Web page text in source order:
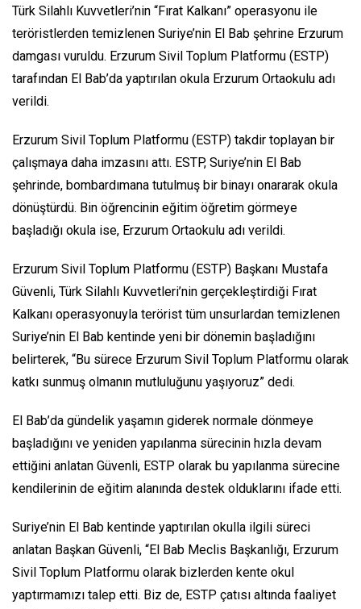
Türk Silahlı Kuvvetleri’nin “Fırat Kalkanı” operasyonu ile
teröristlerden temizlenen Suriye’nin El Bab şehrine Erzurum
damgası vuruldu. Erzurum Sivil Toplum Platformu (ESTP)
tarafından El Bab’da yaptırılan okula Erzurum Ortaokulu adı
verildi.
Erzurum Sivil Toplum Platformu (ESTP) takdir toplayan bir
çalışmaya daha imzasını attı. ESTP, Suriye’nin El Bab
şehrinde, bombardımana tutulmuş bir binayı onararak okula
dönüştürdü. Bin öğrencinin eğitim öğretim görmeye
başladığı okula ise, Erzurum Ortaokulu adı verildi.
Erzurum Sivil Toplum Platformu (ESTP) Başkanı Mustafa
Güvenli, Türk Silahlı Kuvvetleri’nin gerçekleştirdiği Fırat
Kalkanı operasyonuyla terörist tüm unsurlardan temizlenen
Suriye’nin El Bab kentinde yeni bir dönemin başladığını
belirterek, “Bu sürece Erzurum Sivil Toplum Platformu olarak
katkı sunmuş olmanın mutluluğunu yaşıyoruz” dedi.
El Bab’da gündelik yaşamın giderek normale dönmeye
başladığını ve yeniden yapılanma sürecinin hızla devam
ettiğini anlatan Güvenli, ESTP olarak bu yapılanma sürecine
kendilerinin de eğitim alanında destek olduklarını ifade etti.
Suriye’nin El Bab kentinde yaptırılan okulla ilgili süreci
anlatan Başkan Güvenli, “El Bab Meclis Başkanlığı, Erzurum
Sivil Toplum Platformu olarak bizlerden kente okul
yaptırmamızı talep etti. Biz de, ESTP çatısı altında faaliyet